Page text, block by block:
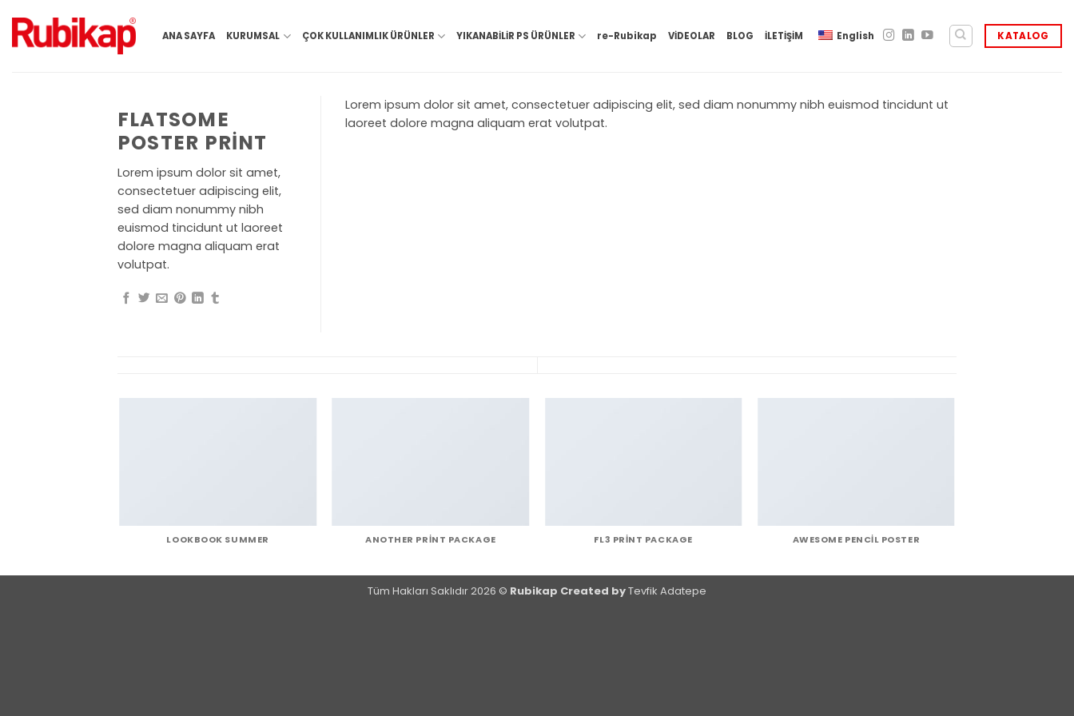
atla
ANA SAYFA KURUMSAL ÇOK KULLANIMLIK ÜRÜNLER YIKANABİLİR PS ÜRÜNLER re-Rubikap VİDEOLAR BLOG İLETİŞİM English KATALOG
FLATSOME
POSTER PRINT
Lorem ipsum dolor sit amet,
consectetuer adipiscing elit,
sed diam nonummy nibh
euismod tincidunt ut laoreet
dolore magna aliquam erat
volutpat.
Lorem ipsum dolor sit amet, consectetuer adipiscing elit, sed diam nonummy nibh euismod tincidunt ut
laoreet dolore magna aliquam erat volutpat.
LOOKBOOK SUMMER ANOTHER PRINT PACKAGE FL3 PRINT PACKAGE AWESOME PENCIL POSTER
Tüm Hakları Saklıdır 2026 © Rubikap Created byTevfik Adatepe